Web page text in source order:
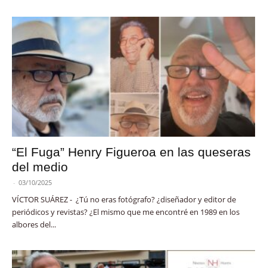
“El Fuga” Henry Figueroa en las queseras
del medio
- 03/10/2025
VÍCTOR SUÁREZ - ¿Tú no eras fotógrafo? ¿diseñador y editor de
periódicos y revistas? ¿El mismo que me encontré en 1989 en los
albores del...